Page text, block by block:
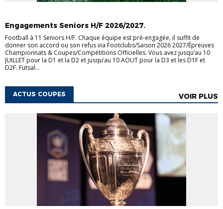
Engagements Seniors H/F 2026/2027.
Football à 11 Seniors H/F. Chaque équipe est pré-engagée, il suffit de
donner son accord ou son refus via Footclubs/Saison 2026 2027/Épreuves
Championnats & Coupes/Compétitions Officielles. Vous avez jusqu’au 10
JUILLET pour la D1 et la D2 et jusqu’au 10 AOUT pour la D3 et les D1F et
D2F. Futsal...
ACTUS COUPES VOIR PLUS